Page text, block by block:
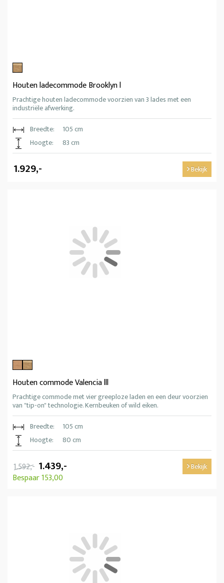
Houten ladecommode Brooklyn l
Prachtige houten ladecommode voorzien van 3 lades met een
industriële afwerking.
Breedte:
105 cm
Hoogte:
83 cm
1.929,- Bekijk
Houten commode Valencia lll
Prachtige commode met vier greeploze laden en een deur voorzien
van "tip-on" technologie. Kernbeuken of wild eiken.
Breedte:
105 cm
Hoogte:
80 cm
1.592,- 1.439,-
Bespaar 153,00
Bekijk